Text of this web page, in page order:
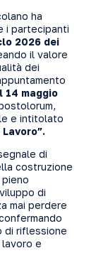
ha
i partecipanti
2026 dei
il valore
dei
14 maggio
e intitolato
di
costruzione
di
mai perdere
di riflessione
e